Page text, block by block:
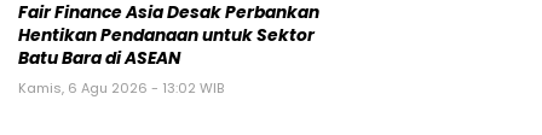
Fair Finance Asia Desak Perbankan
Hentikan Pendanaan untuk Sektor
Batu Bara di ASEAN
Kamis, 6 Agu 2026 - 13:02 WIB